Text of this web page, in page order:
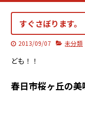
すぐさぼります。
2013/09/07 未分類
ども！！
春日市桜ヶ丘の